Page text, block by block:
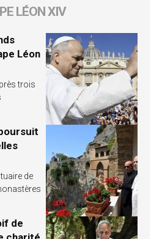
LÉON XIV
Léon
trois
de
de